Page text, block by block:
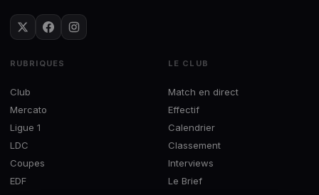
RUBRIQUES
Club
Mercato
Ligue 1
LDC
Coupes
EDF
LE CLUB
Match en direct
Effectif
Calendrier
Classement
Interviews
Le Brief